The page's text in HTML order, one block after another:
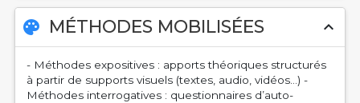
palette MÉTHODES MOBILISÉES expand_less
- Méthodes expositives : apports théoriques structurés
à partir de supports visuels (textes, audio, vidéos…) -
Méthodes interrogatives : questionnaires d’auto-